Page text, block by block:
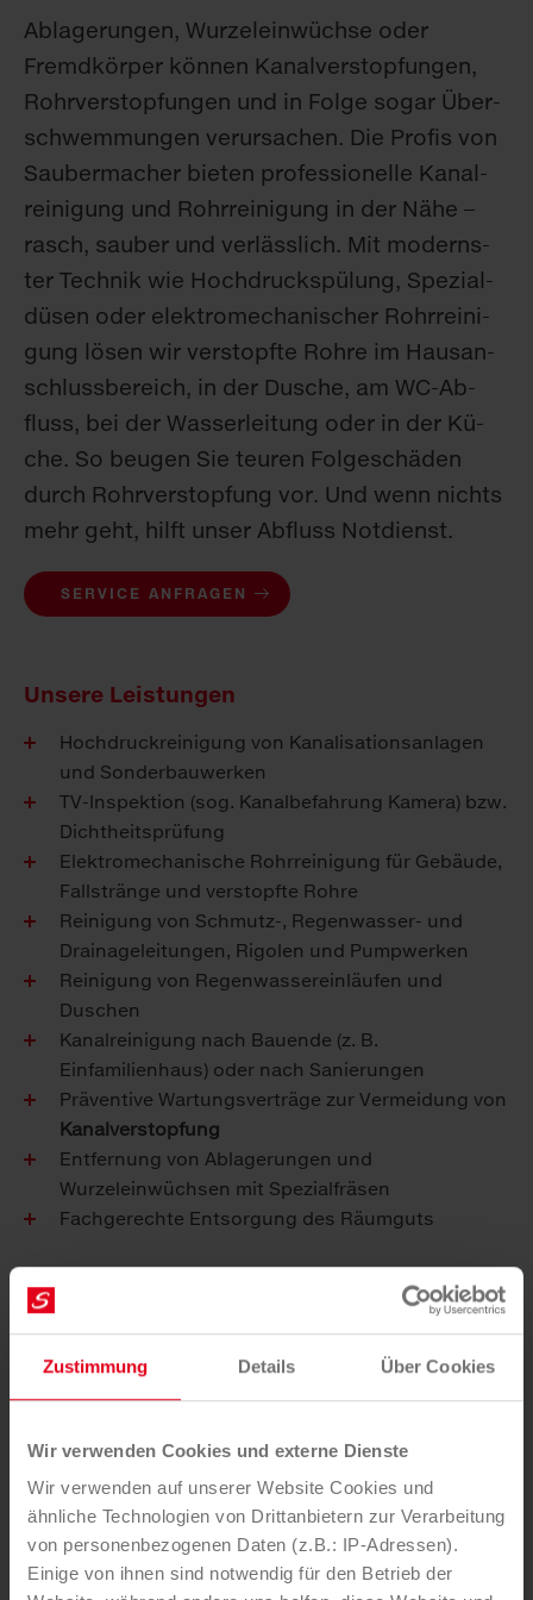
Zustimmung Details Über Cookies
Wir verwenden Cookies und externe Dienste
Wir verwenden auf unserer Website Cookies und
ähnliche Technologien von Drittanbietern zur Verarbeitung
von personenbezogenen Daten (z.B.: IP-Adressen).
Einige von ihnen sind notwendig für den Betrieb der
Ab­la­ge­run­gen, Wur­zel­ein­wüch­se oder
Fremd­kör­per kön­nen Ka­nal­ver­stop­fun­gen,
Rohr­ver­stop­fun­gen und in Fol­ge so­gar Über­
schwem­mun­gen ver­ur­sa­chen. Die Pro­fis von
Sau­ber­ma­cher bie­ten pro­fes­sio­nel­le Ka­nal­
rei­ni­gung und Rohr­rei­ni­gung in der Nä­he –
rasch, sau­ber und ver­läss­lich. Mit mo­derns­
ter Tech­nik wie Hoch­druck­spü­lung, Spe­zi­al­
dü­sen oder elek­tro­me­cha­ni­scher Rohr­rei­ni­
gung lö­sen wir ver­stopf­te Roh­re im Haus­an­
schluss­be­reich, in der Du­sche, am WC-Ab­
fluss, bei der Was­ser­lei­tung oder in der Kü­
che. So beu­gen Sie teu­ren Fol­ge­schä­den
durch Rohr­ver­stop­fung vor. Und wenn nichts
mehr geht, hilft un­ser Ab­fluss Not­dienst.
SERVICE ANFRAGEN
Unsere Leistungen
Hochdruckreinigung von Kanalisationsanlagen
und Sonderbauwerken
TV-Inspektion (sog. Kanalbefahrung Kamera) bzw.
Dichtheitsprüfung
Elektromechanische Rohrreinigung für Gebäude,
Fallstränge und verstopfte Rohre
Reinigung von Schmutz-, Regenwasser- und
Drainageleitungen, Rigolen und Pumpwerken
Reinigung von Regenwassereinläufen und
Duschen
Kanalreinigung nach Bauende (z. B.
Einfamilienhaus) oder nach Sanierungen
Präventive Wartungsverträge zur Vermeidung von
Kanalverstopfung
Entfernung von Ablagerungen und
Wurzeleinwüchsen mit Spezialfräsen
Fachgerechte Entsorgung des Räumguts
Ihre Vorteile
Verlängerung der Lebensdauer von Rohren und
Kanälen
Vermeidung von Kosten durch Prävention
Wasserschäden
Ressourcenschonung durch Wasserrecycling
24h Notdienst für Kanal- & Rohrverstopfungen
Alles aus einer Hand